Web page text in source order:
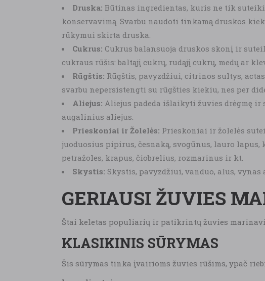
Druska: Būtinas ingredientas, kuris ne tik
konservavimą. Svarbu naudoti tinkamą druskos
rūkymui skirta druska.
Cukrus: Cukrus balansuoja druskos skonį ir
cukraus rūšis: baltąjį cukrų, rudąjį cukrų, medų ar
Rūgštis: Rūgštis, pavyzdžiui, citrinos sultys,
svarbu nepersistengti su rūgšties kiekiu, nes per
Aliejus: Aliejus padeda išlaikyti žuvies drėgmę
augalinius aliejus.
Prieskoniai ir Žolelės: Prieskoniai ir žolelės
juoduosius pipirus, česnaką, svogūnus, lauro
petražoles, krapus, čiobrelius, rozmarinus ir kt.
Skystis: Skystis, pavyzdžiui, vanduo, alus,
GERIAUSI ŽUVIES
Štai keletas populiarių ir patikrintų žuvies
KLASIKINIS SŪRYMAS
Šis sūrymas tinka įvairioms žuvies rūšims, ypač